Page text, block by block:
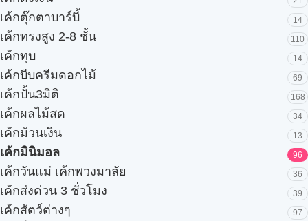
เค้กตุ๊กตาบาร์บี้ 14
เค้กทรงสูง 2-8 ชั้น 110
เค้กทุบ 14
เค้กบีบครีมดอกไม้ 69
เค้กปั้น3มิติ 168
เค้กผลไม้สด 34
เค้กม้วนเงิน 13
เค้กมินิมอล 96
เค้กวันแม่ เค้กพวงมาลัย 36
เค้กส่งด่วน 3 ชั่วโมง 39
เค้กสัตว์ต่างๆ 97